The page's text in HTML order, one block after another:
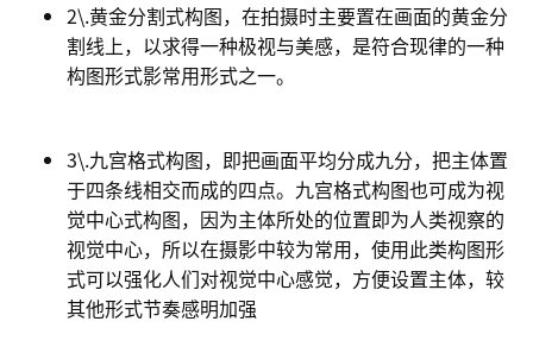
2\.黄金分割式构图，在拍摄时主要置在画面的黄金分
割线上，以求得一种极视与美感，是符合现律的一种
构图形式影常用形式之一。
3\.九宫格式构图，即把画面平均分成九分，把主体置
于四条线相交而成的四点。九宫格式构图也可成为视
觉中心式构图，因为主体所处的位置即为人类视察的
视觉中心，所以在摄影中较为常用，使用此类构图形
式可以强化人们对视觉中心感觉，方便设置主体，较
其他形式节奏感明加强